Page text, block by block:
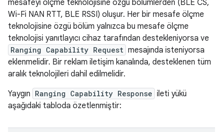
mesafeyi ölçme teknolojisine özgü bölümlerden (BLE CS,
Wi-Fi NAN RTT, BLE RSSI) oluşur. Her bir mesafe ölçme
teknolojisine özgü bölüm yalnızca bu mesafe ölçme
teknolojisi yanıtlayıcı cihaz tarafından destekleniyorsa ve
Ranging Capability Request mesajında isteniyorsa
eklenmelidir. Bir reklam iletişim kanalında, desteklenen tüm
aralık teknolojileri dahil edilmelidir.
Yaygın Ranging Capability Response ileti yükü
aşağıdaki tabloda özetlenmiştir: